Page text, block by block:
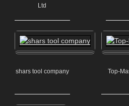
Ltd
shars tool company Top-